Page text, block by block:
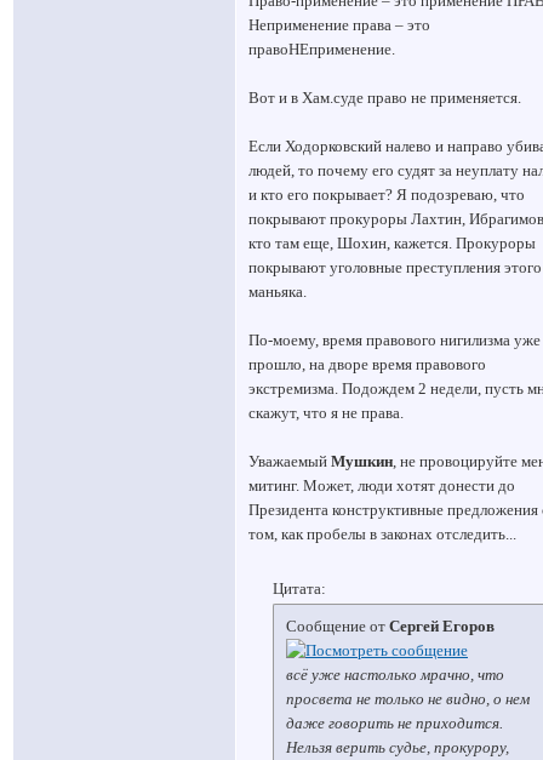
Неприменение права – это
правоНЕприменение.
Вот и в Хам.суде право не применяется.
Если Ходорковский налево и направо
людей, то почему его судят за неуплату
и кто его покрывает? Я подозреваю, что
покрывают прокуроры Лахтин,
кто там еще, Шохин, кажется. Прокуроры
покрывают уголовные преступления этого
маньяка.
По-моему, время правового нигилизма уже
прошло, на дворе время правового
экстремизма. Подождем 2 недели, пусть
скажут, что я не права.
Уважаемый Мушкин , не провоцируйте
митинг. Может, люди хотят донести до
Президента конструктивные предложения
том, как пробелы в законах отследить...
Цитата:
Сообщение от Сергей Егоров
всё уже настолько мрачно, что
просвета не только не видно, о нем
даже говорить не приходится.
Нельзя верить судье, прокурору,